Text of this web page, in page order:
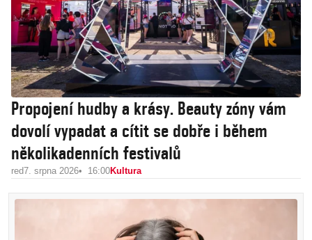
Propojení hudby a krásy. Beauty zóny vám
dovolí vypadat a cítit se dobře i během
několikadenních festivalů
red7. srpna 2026 16:00Kultura